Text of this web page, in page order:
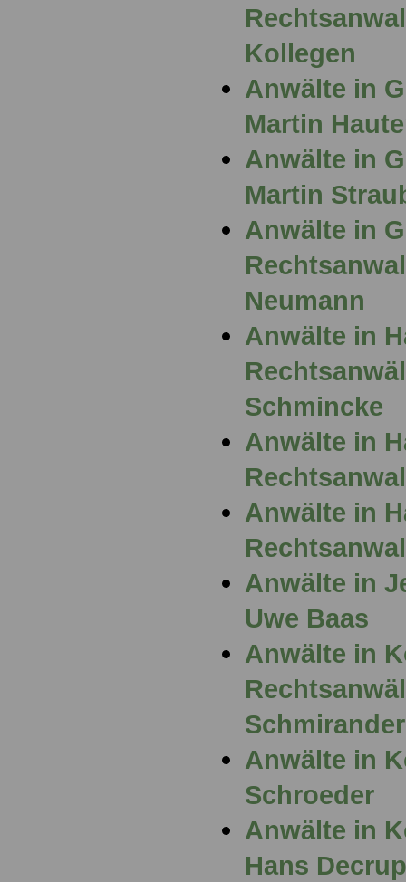
Kollegen
Anwälte in
Martin
Anwälte in
Martin
Anwälte in
Neumann
Anwälte in
Schmincke
Anwälte in
Anwälte in
Anwälte in
Uwe Baas
Anwälte in
Schmirander
Anwälte in
Schroeder
Anwälte in
Hans